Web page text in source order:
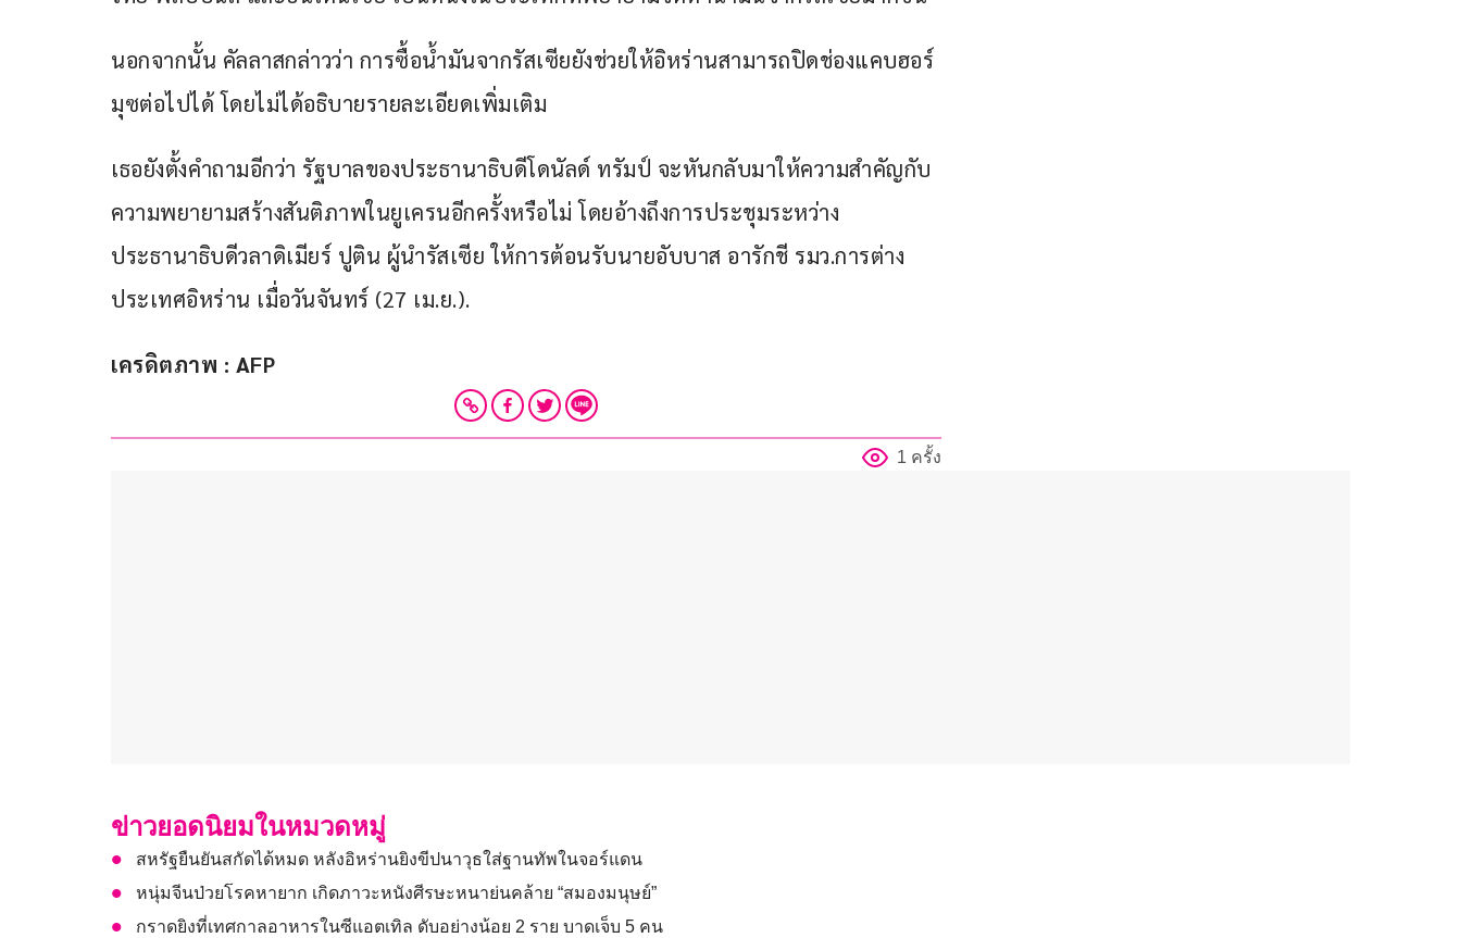
นอกจากนั้น คัลลาสกล่าวว่า การซื้อน้ำมันจากรัสเซียยังช่วยให้อิหร่านสามารถปิดช่องแคบฮอร์
มุซต่อไปได้ โดยไม่ได้อธิบายรายละเอียดเพิ่มเติม
เธอยังตั้งคำถามอีกว่า รัฐบาลของประธานาธิบดีโดนัลด์ ทรัมป์ จะหันกลับมาให้ความสำคัญกับ
ความพยายามสร้างสันติภาพในยูเครนอีกครั้งหรือไม่ โดยอ้างถึงการประชุมระหว่าง
ประธานาธิบดีวลาดิเมียร์ ปูติน ผู้นำรัสเซีย ให้การต้อนรับนายอับบาส อารักชี รมว.การต่าง
ประเทศอิหร่าน เมื่อวันจันทร์ (27 เม.ย.).
เครดิตภาพ : AFP
1 ครั้ง
ข่าวยอดนิยมในหมวดหมู่
สหรัฐยืนยันสกัดได้หมด หลังอิหร่านยิงขีปนาวุธใส่ฐานทัพในจอร์แดน
หนุ่มจีนป่วยโรคหายาก เกิดภาวะหนังศีรษะหนาย่นคล้าย “สมองมนุษย์”
กราดยิงที่เทศกาลอาหารในซีแอตเทิล ดับอย่างน้อย 2 ราย บาดเจ็บ 5 คน